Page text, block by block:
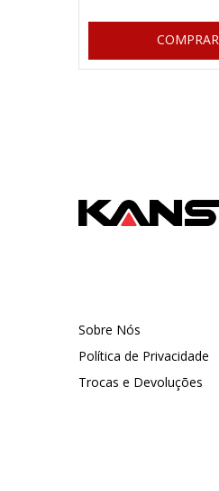
COMPRAR
Sobre Nós
Política de Privacidade
Trocas e Devoluções